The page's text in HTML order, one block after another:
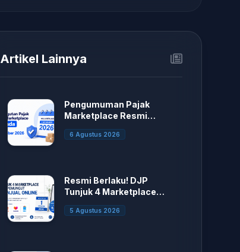
Artikel Lainnya
Pengumuman Pajak
Marketplace Resmi
Ditunda.
6 Agustus 2026
Resmi Berlaku! DJP
Tunjuk 4 Marketplace
sebagai Pemungut PPh
Penjual Online
5 Agustus 2026